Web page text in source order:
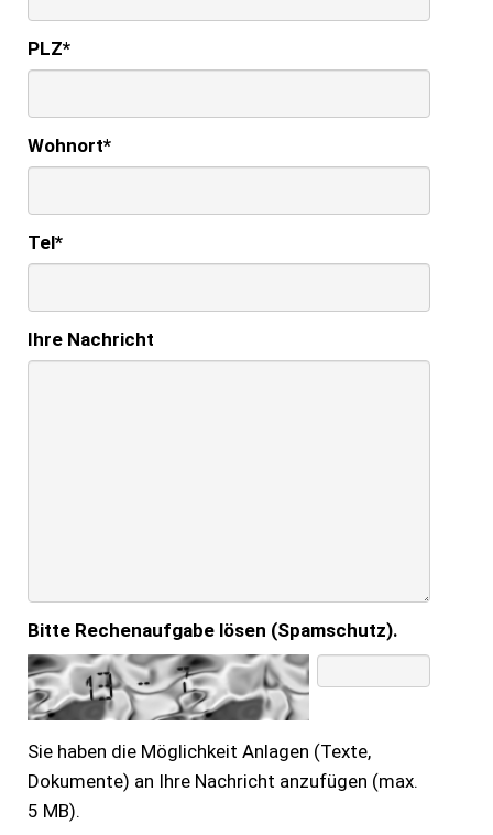
PLZ*
Wohnort*
Tel*
Ihre Nachricht
Bitte Rechenaufgabe lösen (Spamschutz).
Sie haben die Möglichkeit Anlagen (Texte,
Dokumente) an Ihre Nachricht anzufügen (max.
5 MB).